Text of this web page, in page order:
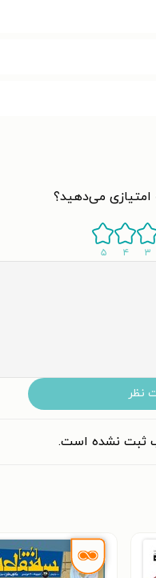
می‌دهید؟
۳ ۴ ۵
نظر
ثبت نشده است.